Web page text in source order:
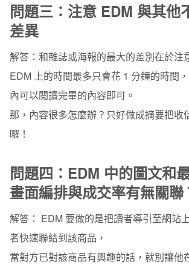
問題三：注意 EDM 與其他
差異
解答： 和雜誌或海報的最大的差別在於注
EDM 上的時間最多只會花 1 分鐘的時間
內可以閱讀完畢的內容即可。
那，內容很多怎麼辦？只好做成摘要把收
囉！
問題四：EDM 中的圖文和
畫面編排與成交率有無關聯
解答： EDM 要做的是把讀者導引至網站
者快速聯結到該商品，
當對方已對該商品有興趣的話，就別讓他